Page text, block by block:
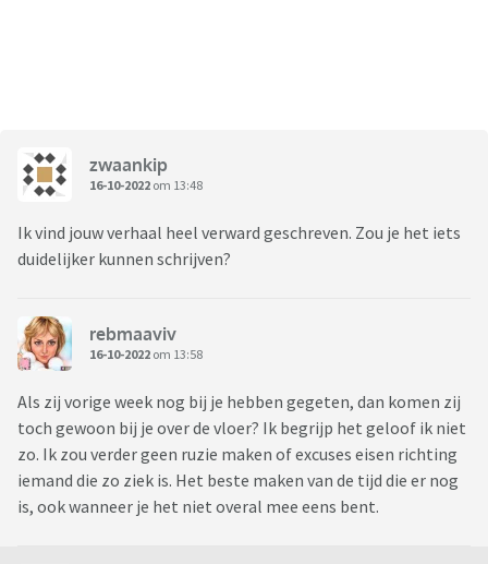
zwaankip
16-10-2022 om 13:48
Ik vind jouw verhaal heel verward geschreven. Zou je het iets
duidelijker kunnen schrijven?
rebmaaviv
16-10-2022 om 13:58
Als zij vorige week nog bij je hebben gegeten, dan komen zij
toch gewoon bij je over de vloer? Ik begrijp het geloof ik niet
zo. Ik zou verder geen ruzie maken of excuses eisen richting
iemand die zo ziek is. Het beste maken van de tijd die er nog
is, ook wanneer je het niet overal mee eens bent.